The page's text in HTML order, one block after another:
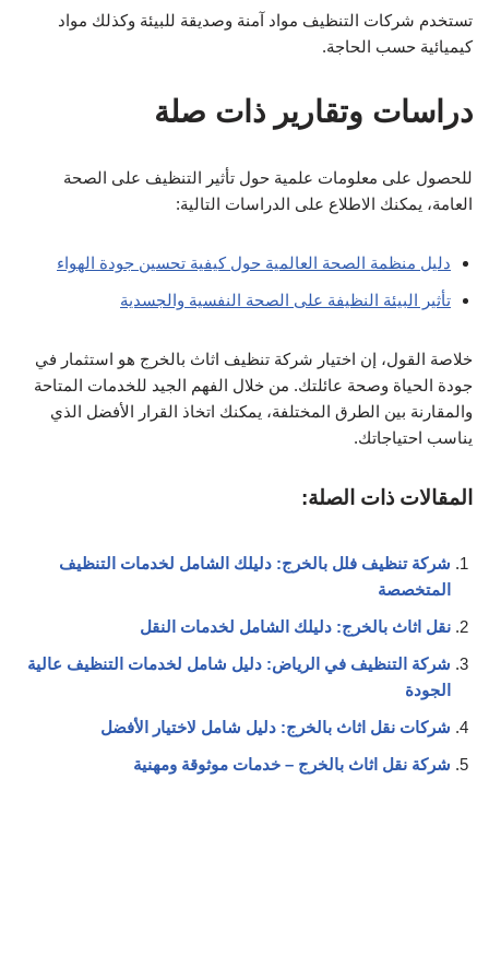
تستخدم شركات التنظيف مواد آمنة وصديقة للبيئة وكذلك مواد
كيميائية حسب الحاجة.
دراسات وتقارير ذات صلة
للحصول على معلومات علمية حول تأثير التنظيف على الصحة
العامة، يمكنك الاطلاع على الدراسات التالية:
دليل منظمة الصحة العالمية حول كيفية تحسين جودة الهواء
تأثير البيئة النظيفة على الصحة النفسية والجسدية
خلاصة القول، إن اختيار شركة تنظيف اثاث بالخرج هو استثمار في
جودة الحياة وصحة عائلتك. من خلال الفهم الجيد للخدمات المتاحة
والمقارنة بين الطرق المختلفة، يمكنك اتخاذ القرار الأفضل الذي
يناسب احتياجاتك.
المقالات ذات الصلة:
شركة تنظيف فلل بالخرج: دليلك الشامل لخدمات التنظيف
المتخصصة
نقل اثاث بالخرج: دليلك الشامل لخدمات النقل
شركة التنظيف في الرياض: دليل شامل لخدمات التنظيف عالية
الجودة
شركات نقل اثاث بالخرج: دليل شامل لاختيار الأفضل
شركة نقل اثاث بالخرج – خدمات موثوقة ومهنية